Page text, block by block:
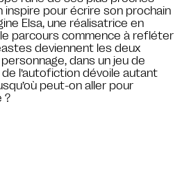
inspire pour écrire son prochain
Elsa, une réalisatrice en
parcours commence à refléter
deviennent les deux
dans un jeu de
de l’autofiction dévoile autant
peut-on aller pour
?